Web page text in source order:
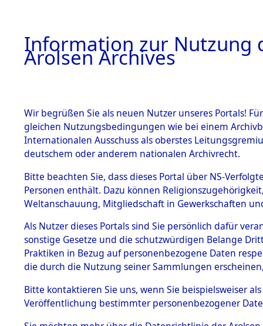
BILD
BESTÄNDE
1.
mente
5. Verschiedenes
5.3
Todesmärsche
5.3.1 Alliierte
Erhebungen
zu
Todesmärsch
en
Custenlohr
0001 (84597243)
Information zur Nutzung
Arolsen Archives
Wir begrüßen Sie als neuen Nutzer unseres Portals!
gleichen Nutzungsbedingungen wie bei einem
Internationalen Ausschuss als oberstes
deutschem oder anderem nationalen Archivrecht.
Bitte beachten Sie, dass dieses Portal über NS-
Personen enthält. Dazu können
Weltanschauung, Mitgliedschaft in Gewerkschaften
Als Nutzer dieses Portals sind Sie persönlich dafür
sonstige Gesetze und die schutzwürdigen Belange
Praktiken in Bezug auf personenbezogene Daten
die durch die Nutzung seiner Sammlungen
Bitte kontaktieren Sie uns, wenn Sie beispielsweiser
Veröffentlichung bestimmter personenbezogener